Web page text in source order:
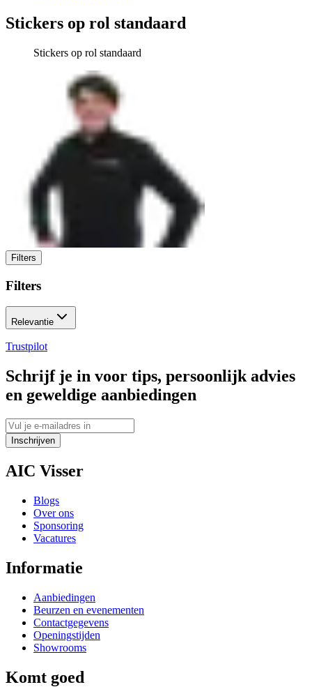
Stickers op rol standaard
Stickers op rol standaard
Filters
Filters
Relevantie
Trustpilot
Schrijf je in voor tips, persoonlijk advies
en geweldige aanbiedingen
Inschrijven
AIC Visser
Blogs
Over ons
Sponsoring
Vacatures
Informatie
Aanbiedingen
Beurzen en evenementen
Contactgegevens
Openingstijden
Showrooms
Komt goed